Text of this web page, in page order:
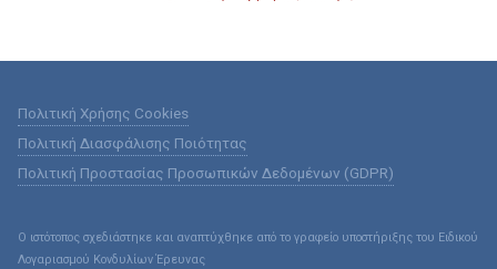
Πολιτική Χρήσης Cookies
Πολιτική Διασφάλισης Ποιότητας
Πολιτική Προστασίας Προσωπικών Δεδομένων (GDPR)
Ο ιστότοπος σχεδιάστηκε και αναπτύχθηκε από το γραφείο υποστήριξης του Ειδικού
Λογαριασμού Κονδυλίων Έρευνας